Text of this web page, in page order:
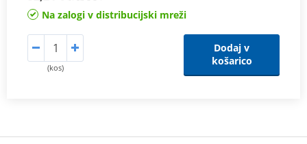
Na zalogi v distribucijski mreži
(kos)
Dodaj v
košarico